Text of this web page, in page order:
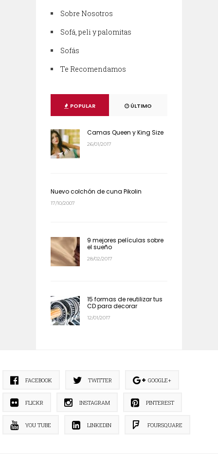
Sobre Nosotros
Sofá, peli y palomitas
Sofás
Te Recomendamos
POPULAR ÚLTIMO
Camas Queen y King Size
26/01/2017
Nuevo colchón de cuna Pikolin
17/10/2007
9 mejores películas sobre
el sueño
28/02/2017
15 formas de reutilizar tus
CD para decorar
12/01/2017
FACEBOOK TWITTER GOOGLE+
FLICKR INSTAGRAM PINTEREST
YOU TUBE LINKEDIN FOURSQUARE